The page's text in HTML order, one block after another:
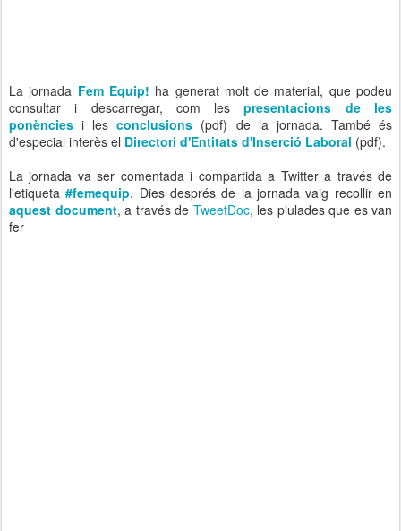
La jornada Fem Equip! ha generat molt de material, que podeu
consultar i descarregar, com lespresentacions de les
ponències i lesconclusions (pdf) de la jornada. També és
d'especial interès el Directori d'Entitats d'Inserció Laboral (pdf).
La jornada va ser comentada i compartida a Twitter a través de
l'etiqueta#femequip. Dies després de la jornada vaig recollir en
aquest document, a través de TweetDoc, les piulades que es van
fer